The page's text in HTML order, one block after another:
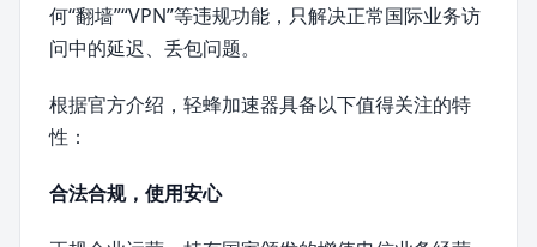
何“翻墙”“VPN”等违规功能，只解决正常国际业务访
问中的延迟、丢包问题。
根据官方介绍，轻蜂加速器具备以下值得关注的特
性：
合法合规，使用安心